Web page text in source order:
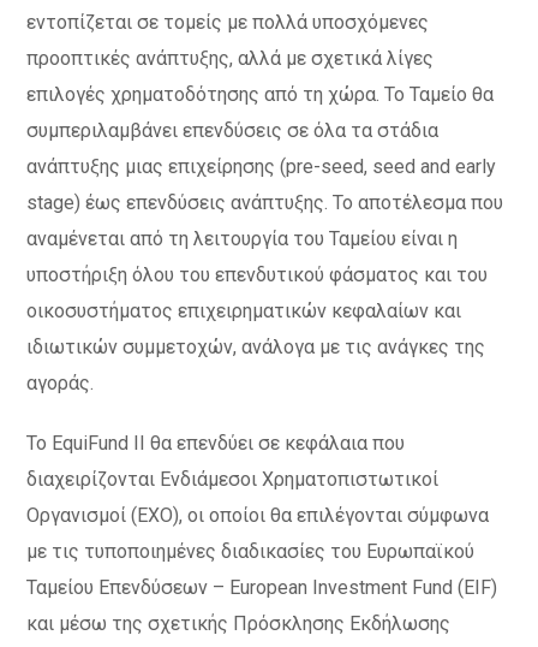
εντοπίζεται σε τομείς με πολλά υποσχόμενες
προοπτικές ανάπτυξης, αλλά με σχετικά λίγες
επιλογές χρηματοδότησης από τη χώρα. Το Ταμείο θα
συμπεριλαμβάνει επενδύσεις σε όλα τα στάδια
ανάπτυξης μιας επιχείρησης (pre-seed, seed and early
stage) έως επενδύσεις ανάπτυξης. Το αποτέλεσμα που
αναμένεται από τη λειτουργία του Ταμείου είναι η
υποστήριξη όλου του επενδυτικού φάσματος και του
οικοσυστήματος επιχειρηματικών κεφαλαίων και
ιδιωτικών συμμετοχών, ανάλογα με τις ανάγκες της
αγοράς.
Το EquiFund II θα επενδύει σε κεφάλαια που
διαχειρίζονται Ενδιάμεσοι Χρηματοπιστωτικοί
Οργανισμοί (ΕΧΟ), οι οποίοι θα επιλέγονται σύμφωνα
με τις τυποποιημένες διαδικασίες του Ευρωπαϊκού
Ταμείου Επενδύσεων – European Investment Fund (EIF)
και μέσω της σχετικής Πρόσκλησης Εκδήλωσης